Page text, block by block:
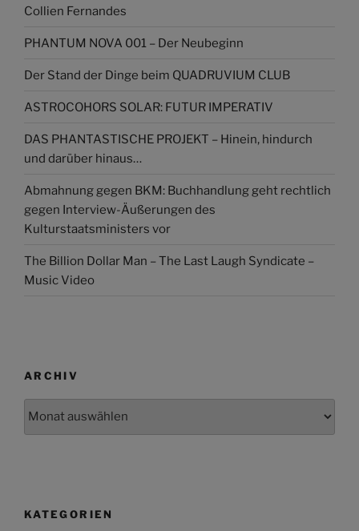
Collien Fernandes
PHANTUM NOVA 001 – Der Neubeginn
Der Stand der Dinge beim QUADRUVIUM CLUB
ASTROCOHORS SOLAR: FUTUR IMPERATIV
DAS PHANTASTISCHE PROJEKT – Hinein, hindurch
und darüber hinaus…
Abmahnung gegen BKM: Buchhandlung geht rechtlich
gegen Interview-Äußerungen des
Kulturstaatsministers vor
The Billion Dollar Man – The Last Laugh Syndicate –
Music Video
ARCHIV
KATEGORIEN